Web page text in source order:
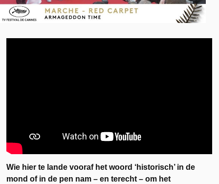
Wie hier te lande vooraf het woord ‘historisch’ in de
mond of in de pen nam – en terecht – om het